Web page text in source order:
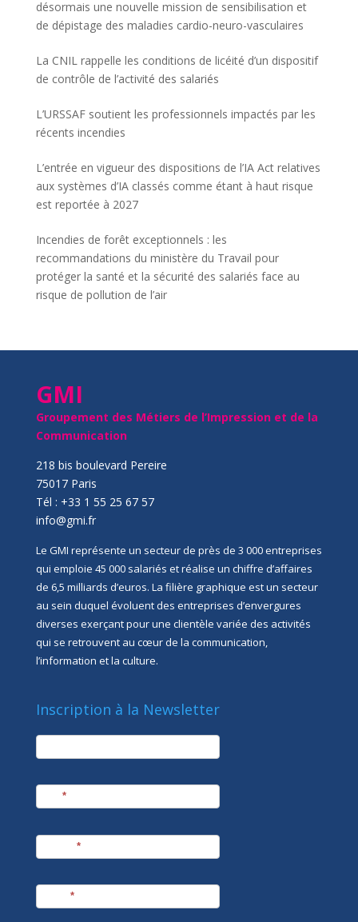
désormais une nouvelle mission de sensibilisation et
de dépistage des maladies cardio-neuro-vasculaires
La CNIL rappelle les conditions de licéité d’un dispositif
de contrôle de l’activité des salariés
L’URSSAF soutient les professionnels impactés par les
récents incendies
L’entrée en vigueur des dispositions de l’IA Act relatives
aux systèmes d’IA classés comme étant à haut risque
est reportée à 2027
Incendies de forêt exceptionnels : les
recommandations du ministère du Travail pour
protéger la santé et la sécurité des salariés face au
risque de pollution de l’air
GMI
Groupement des Métiers de l’Impression et de la
Communication
218 bis boulevard Pereire
75017 Paris
Tél : +33 1 55 25 67 57
info@gmi.fr
Le GMI représente un secteur de près de 3 000 entreprises
qui emploie 45 000 salariés et réalise un chiffre d’affaires
de 6,5 milliards d’euros. La filière graphique est un secteur
au sein duquel évoluent des entreprises d’envergures
diverses exerçant pour une clientèle variée des activités
qui se retrouvent au cœur de la communication,
l’information et la culture.
Inscription à la Newsletter
newsletter
*
*
*